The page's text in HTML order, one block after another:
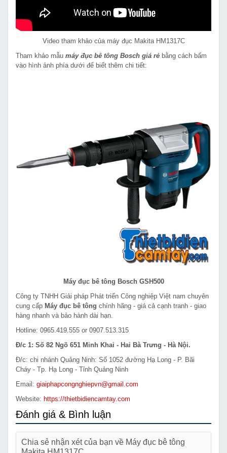
Video tham khảo của máy đục Makita HM1317C
Tham khảo mẫu máy đục bê tông Bosch giá rẻ bằng cách bấm
vào hình ảnh phía dưới để biết thêm chi tiết:
Máy đục bê tông Bosch GSH500
Công ty TNHH Giải pháp Phát triển Công nghiệp Việt nam chuyên
cung cấp Máy đục bê tông chính hãng - giá cả cạnh tranh - giao
hàng nhanh và bảo hành dài hạn.
Hotline: 0965.419.555 or 0907.513.315
Đ/c 1: Số 82 Ngõ 651 Minh Khai - Hai Bà Trưng - Hà Nội.
Đ/c: chi nhánh Quảng Ninh: Số 1052 đường Hạ Long - P. Bãi
Cháy - Tp. Hạ Long - Tỉnh Quảng Ninh
Email: giaiphapcongnghiepvn@gmail.com
Website: https://thietbidiencamtay.com
Đánh giá & Bình luận
Chia sẻ nhận xét của bạn về Máy đục bê tông